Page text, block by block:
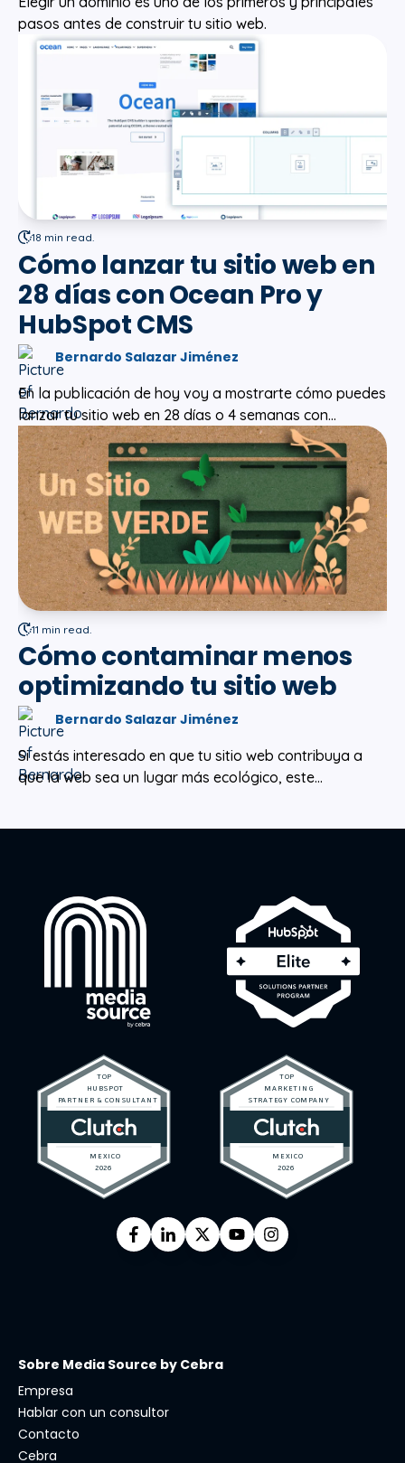
pasos antes de construir tu sitio web.
18 min read.
Cómo lanzar tu sitio web en
28 días con Ocean Pro y
HubSpot CMS
Bernardo Salazar Jiménez
En la publicación de hoy voy a mostrarte cómo puedes
lanzar tu sitio web en 28 días o 4 semanas con...
11 min read.
Cómo contaminar menos
optimizando tu sitio web
Bernardo Salazar Jiménez
Si estás interesado en que tu sitio web contribuya a
que la web sea un lugar más ecológico, este...
Sobre Media Source by Cebra
Empresa
Hablar con un consultor
Contacto
Cebra